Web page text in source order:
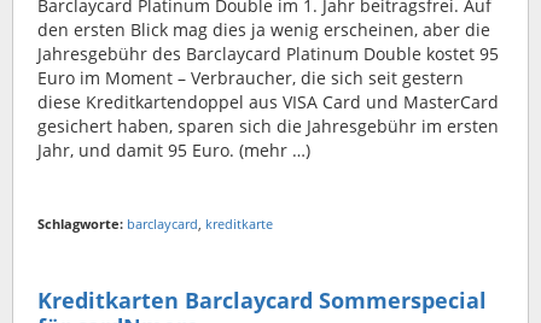
Barclaycard Platinum Double im 1. Jahr beitragsfrei. Auf
den ersten Blick mag dies ja wenig erscheinen, aber die
Jahresgebühr des Barclaycard Platinum Double kostet 95
Euro im Moment – Verbraucher, die sich seit gestern
diese Kreditkartendoppel aus VISA Card und MasterCard
gesichert haben, sparen sich die Jahresgebühr im ersten
Jahr, und damit 95 Euro. (mehr …)
Schlagworte: barclaycard, kreditkarte
Kreditkarten Barclaycard Sommerspecial